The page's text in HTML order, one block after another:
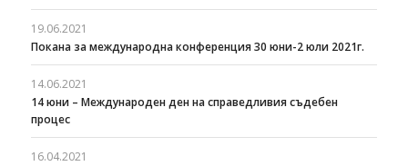
19.06.2021
Покана за международна конференция 30 юни-2 юли 2021г.
14.06.2021
14 юни – Международен ден на справедливия съдебен
процес
16.04.2021